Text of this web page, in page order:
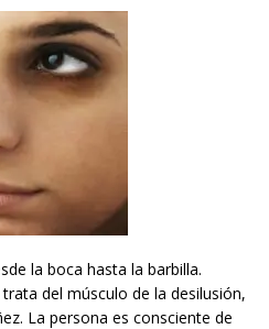
la boca hasta la barbilla.
del músculo de la desilusión,
La persona es consciente de